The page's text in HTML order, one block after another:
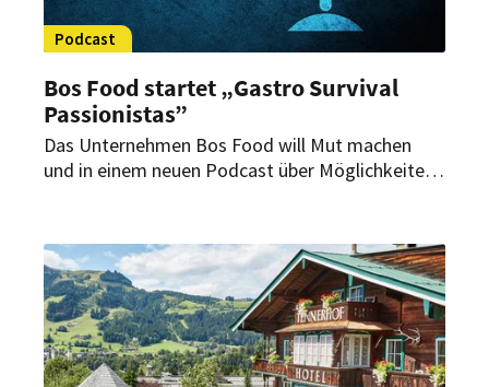
Podcast
Bos Food startet „Gastro Survival
Passionistas”
Das Unternehmen Bos Food will Mut machen
und in einem neuen Podcast über Möglichkeiten